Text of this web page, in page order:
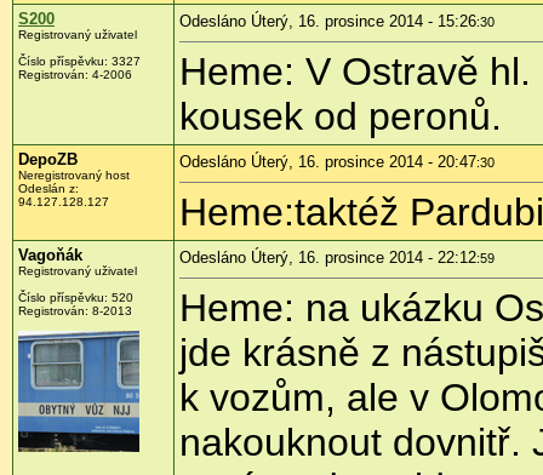
S200
Registrovaný uživatel
Číslo příspěvku: 3327
Registrován: 4-2006
Odesláno Úterý, 16. prosince 2014 - 15:26:30
Heme: V Ostravě
kousek od peronů.
DepoZB
Neregistrovaný host
Odeslán z:
94.127.128.127
Odesláno Úterý, 16. prosince 2014 - 20:47:30
Heme:taktéž
Vagoňák
Registrovaný uživatel
Číslo příspěvku: 520
Registrován: 8-2013
Odesláno Úterý, 16. prosince 2014 - 22:12:59
Heme: na ukázku
jde krásně z
k vozům, ale v
nakouknout dovnitř.